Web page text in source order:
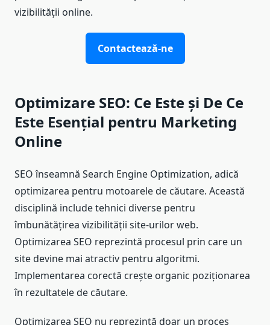
vizibilității online.
Contactează-ne
Optimizare SEO: Ce Este și De Ce
Este Esențial pentru Marketing
Online
SEO înseamnă Search Engine Optimization, adică
optimizarea pentru motoarele de căutare. Această
disciplină include tehnici diverse pentru
îmbunătățirea vizibilității site-urilor web.
Optimizarea SEO reprezintă procesul prin care un
site devine mai atractiv pentru algoritmi.
Implementarea corectă crește organic poziționarea
în rezultatele de căutare.
Optimizarea SEO nu reprezintă doar un proces